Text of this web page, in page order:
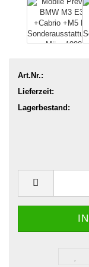
Art.Nr.:
Lieferzeit:
Lagerbestand: